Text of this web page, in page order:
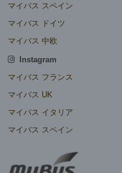
マイバス スペイン
マイバス ドイツ
マイバス 中欧
Instagram
マイバス フランス
マイバス UK
マイバス イタリア
マイバス スペイン